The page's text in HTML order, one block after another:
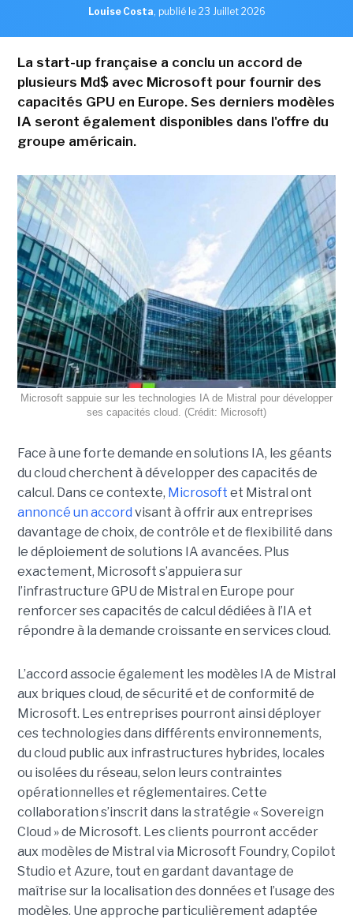
Louise Costa, publié le 23 Juillet 2026
La start-up française a conclu un accord de
plusieurs Md$ avec Microsoft pour fournir des
capacités GPU en Europe. Ses derniers modèles
IA seront également disponibles dans l'offre du
groupe américain.
Microsoft sappuie sur les technologies IA de Mistral pour développer
ses capacités cloud. (Crédit: Microsoft)
Face à une forte demande en solutions IA, les géants
du cloud cherchent à développer des capacités de
calcul. Dans ce contexte, Microsoft et Mistral ont
annoncé un accord visant à offrir aux entreprises
davantage de choix, de contrôle et de flexibilité dans
le déploiement de solutions IA avancées. Plus
exactement, Microsoft s’appuiera sur
l’infrastructure GPU de Mistral en Europe pour
renforcer ses capacités de calcul dédiées à l’IA et
répondre à la demande croissante en services cloud.
L’accord associe également les modèles IA de Mistral
aux briques cloud, de sécurité et de conformité de
Microsoft. Les entreprises pourront ainsi déployer
ces technologies dans différents environnements,
du cloud public aux infrastructures hybrides, locales
ou isolées du réseau, selon leurs contraintes
opérationnelles et réglementaires. Cette
collaboration s’inscrit dans la stratégie « Sovereign
Cloud » de Microsoft. Les clients pourront accéder
aux modèles de Mistral via Microsoft Foundry, Copilot
Studio et Azure, tout en gardant davantage de
maîtrise sur la localisation des données et l’usage des
modèles. Une approche particulièrement adaptée